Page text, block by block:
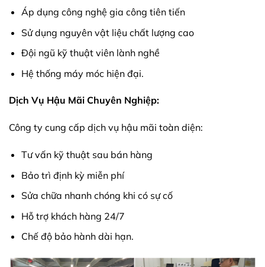
Áp dụng công nghệ gia công tiên tiến
Sử dụng nguyên vật liệu chất lượng cao
Đội ngũ kỹ thuật viên lành nghề
Hệ thống máy móc hiện đại.
Dịch Vụ Hậu Mãi Chuyên Nghiệp:
Công ty cung cấp dịch vụ hậu mãi toàn diện:
Tư vấn kỹ thuật sau bán hàng
Bảo trì định kỳ miễn phí
Sửa chữa nhanh chóng khi có sự cố
Hỗ trợ khách hàng 24/7
Chế độ bảo hành dài hạn.